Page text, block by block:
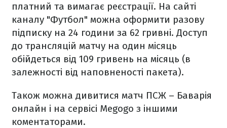
платний та вимагає реєстрації. На сайті
каналу "Футбол" можна оформити разову
підписку на 24 години за 62 гривні. Доступ
до трансляцій матчу на один місяць
обійдеться від 109 гривень на місяць (в
залежності від наповненості пакета).
Також можна дивитися матч ПСЖ – Баварія
онлайн і на сервісі Megogo з іншими
коментаторами.